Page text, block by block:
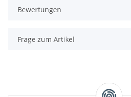
Bewertungen
Frage zum Artikel